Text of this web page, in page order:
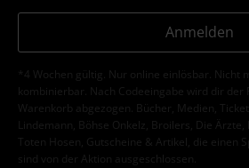
Anmelden
*4 Wochen gültig. Nur online einlösbar. Nicht
kombinierbar. Nach Codeeingabe wird dir der
Warenkorb abgezogen. Bücher, Medien,
Lindemann, Böhse Onkelz, Broilers, Die
Toten Hosen, Gutscheine & Artikel, die einen
sind von der Aktion ausgeschlossen.